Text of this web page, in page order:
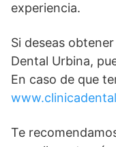
experiencia.
Si deseas
Dental Urbina,
En caso de que
Te